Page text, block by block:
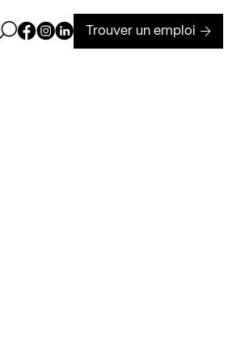
Ouvrir la barre de recherche
Page Facebook de Kollectif
Page Instagram de Kollectif
Page Linkedin de Kollectif
Trouver un emploi